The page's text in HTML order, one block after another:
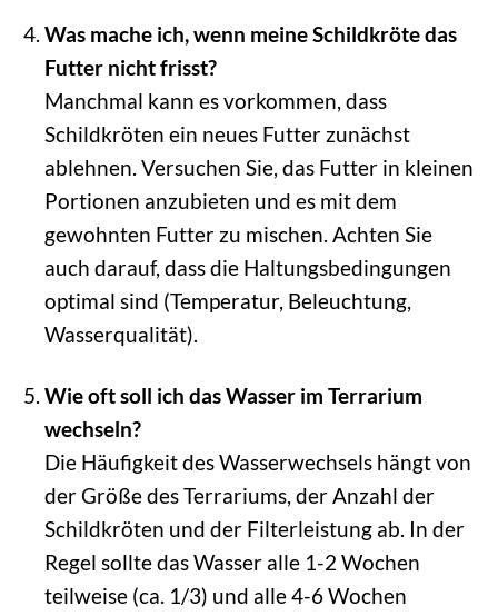
Was mache ich, wenn meine Schildkröte das
Futter nicht frisst?
Manchmal kann es vorkommen, dass
Schildkröten ein neues Futter zunächst
ablehnen. Versuchen Sie, das Futter in kleinen
Portionen anzubieten und es mit dem
gewohnten Futter zu mischen. Achten Sie
auch darauf, dass die Haltungsbedingungen
optimal sind (Temperatur, Beleuchtung,
Wasserqualität).
Wie oft soll ich das Wasser im Terrarium
wechseln?
Die Häufigkeit des Wasserwechsels hängt von
der Größe des Terrariums, der Anzahl der
Schildkröten und der Filterleistung ab. In der
Regel sollte das Wasser alle 1-2 Wochen
teilweise (ca. 1/3) und alle 4-6 Wochen